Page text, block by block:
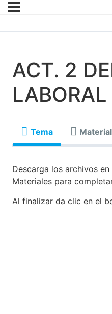
ACT. 2
LABORAL
Tema
Descarga los archivos
Materiales para
Al finalizar da clic en el